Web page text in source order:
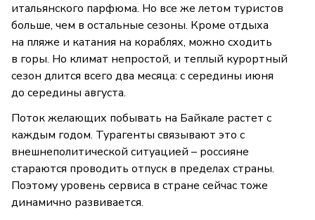
итальянского парфюма. Но все же летом туристов
больше, чем в остальные сезоны. Кроме отдыха
на пляже и катания на кораблях, можно сходить
в горы. Но климат непростой, и теплый курортный
сезон длится всего два месяца: с середины июня
до середины августа.
Поток желающих побывать на Байкале растет с
каждым годом. Турагенты связывают это с
внешнеполитической ситуацией – россияне
стараются проводить отпуск в пределах страны.
Поэтому уровень сервиса в стране сейчас тоже
динамично развивается.